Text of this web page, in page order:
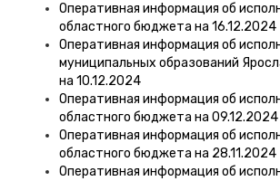
Оперативная информация об
областного бюджета на 16.12.2024
Оперативная информация об
муниципальных образований
на 10.12.2024
Оперативная информация об
областного бюджета на 09.12.2024
Оперативная информация об
областного бюджета на 28.11.2024
Оперативная информация об